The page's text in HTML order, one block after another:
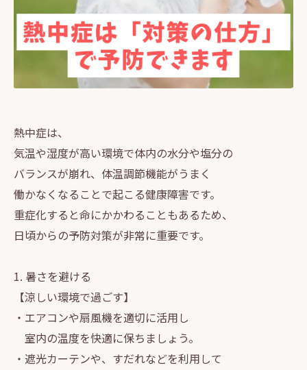
熱中症は、
気温や湿度が高い環境で体内の水分や塩分の
バランスが崩れ、体温調節機能がうまく
働かなくなることで起こる健康障害です。
重症化すると命にかかわることもあるため、
日頃からの予防対策が非常に重要です。
1. 暑さを避ける
【涼しい環境で過ごす】
・エアコンや扇風機を適切に活用し
室内の温度を快適に保ちましょう。
・遮光カーテンや、すだれなどを利用して